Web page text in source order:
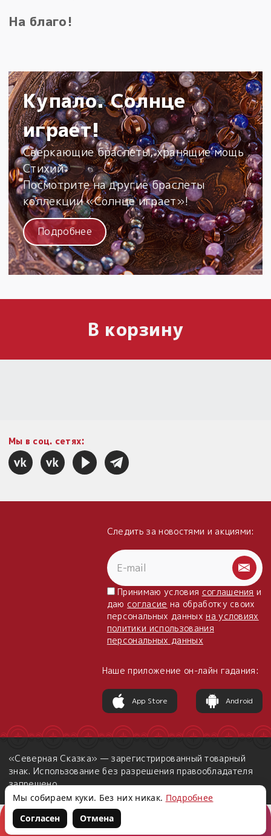
Корзина Войти
На благо!
Купало. Солнце
играет!
Сверкающие браслеты, хранящие мощь
Стихий
Посмотрите на другие браслеты
коллекции «Солнце играет»!
Подробнее
В корзину
Мы в соц. сетях:
Следить за новостями и акциями:
Принимаю условия соглашения и
даю согласие на обработку своих
персональных данныхна условиях
политики использования
персональных данных
Наше приложение он-лайн гадания:
App Store Android
«Северная Сказка» — зарегистрированный товарный
знак. Использование без разрешения правообладателя
запрещено.
Мы собираем куки. Без них никак. Подробнее
Согласен
Отмена